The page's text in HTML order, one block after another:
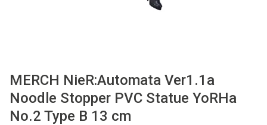
MERCH NieR:Automata Ver1.1a
Noodle Stopper PVC Statue YoRHa
No.2 Type B 13 cm